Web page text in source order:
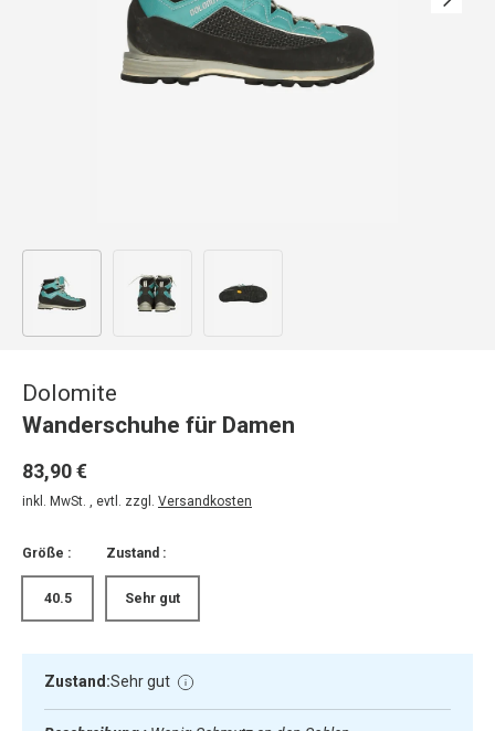
Bild 1 in Galerieansicht laden
Dolomite
Wanderschuhe für Damen
83,90 €
inkl. MwSt. , evtl. zzgl. Versandkosten
Größe :
40.5
Zustand :
Sehr gut
Zustand:Sehr gut